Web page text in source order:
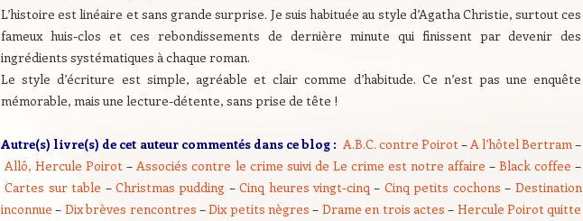
L’histoire est linéaire et sans grande surprise. Je suis habituée au style d’Agatha Christie, surtout ces
fameux huis-clos et ces rebondissements de dernière minute qui finissent par devenir des
ingrédients systématiques à chaque roman.
Le style d’écriture est simple, agréable et clair comme d’habitude. Ce n’est pas une enquête
mémorable, mais une lecture-détente, sans prise de tête !
Autre(s) livre(s) de cet auteur commentés dans ce blog : A.B.C. contre Poirot–A l’hôtel Bertram–
Allô, Hercule Poirot –Associés contre le crime suivi de Le crime est notre affaire –Black coffee –
Cartes sur table –Christmas pudding –Cinq heures vingt-cinq – Cinq petits cochons – Destination
inconnue – Dix brèves rencontres –Dix petits nègres – Drame en trois actes – Hercule Poirot quitte